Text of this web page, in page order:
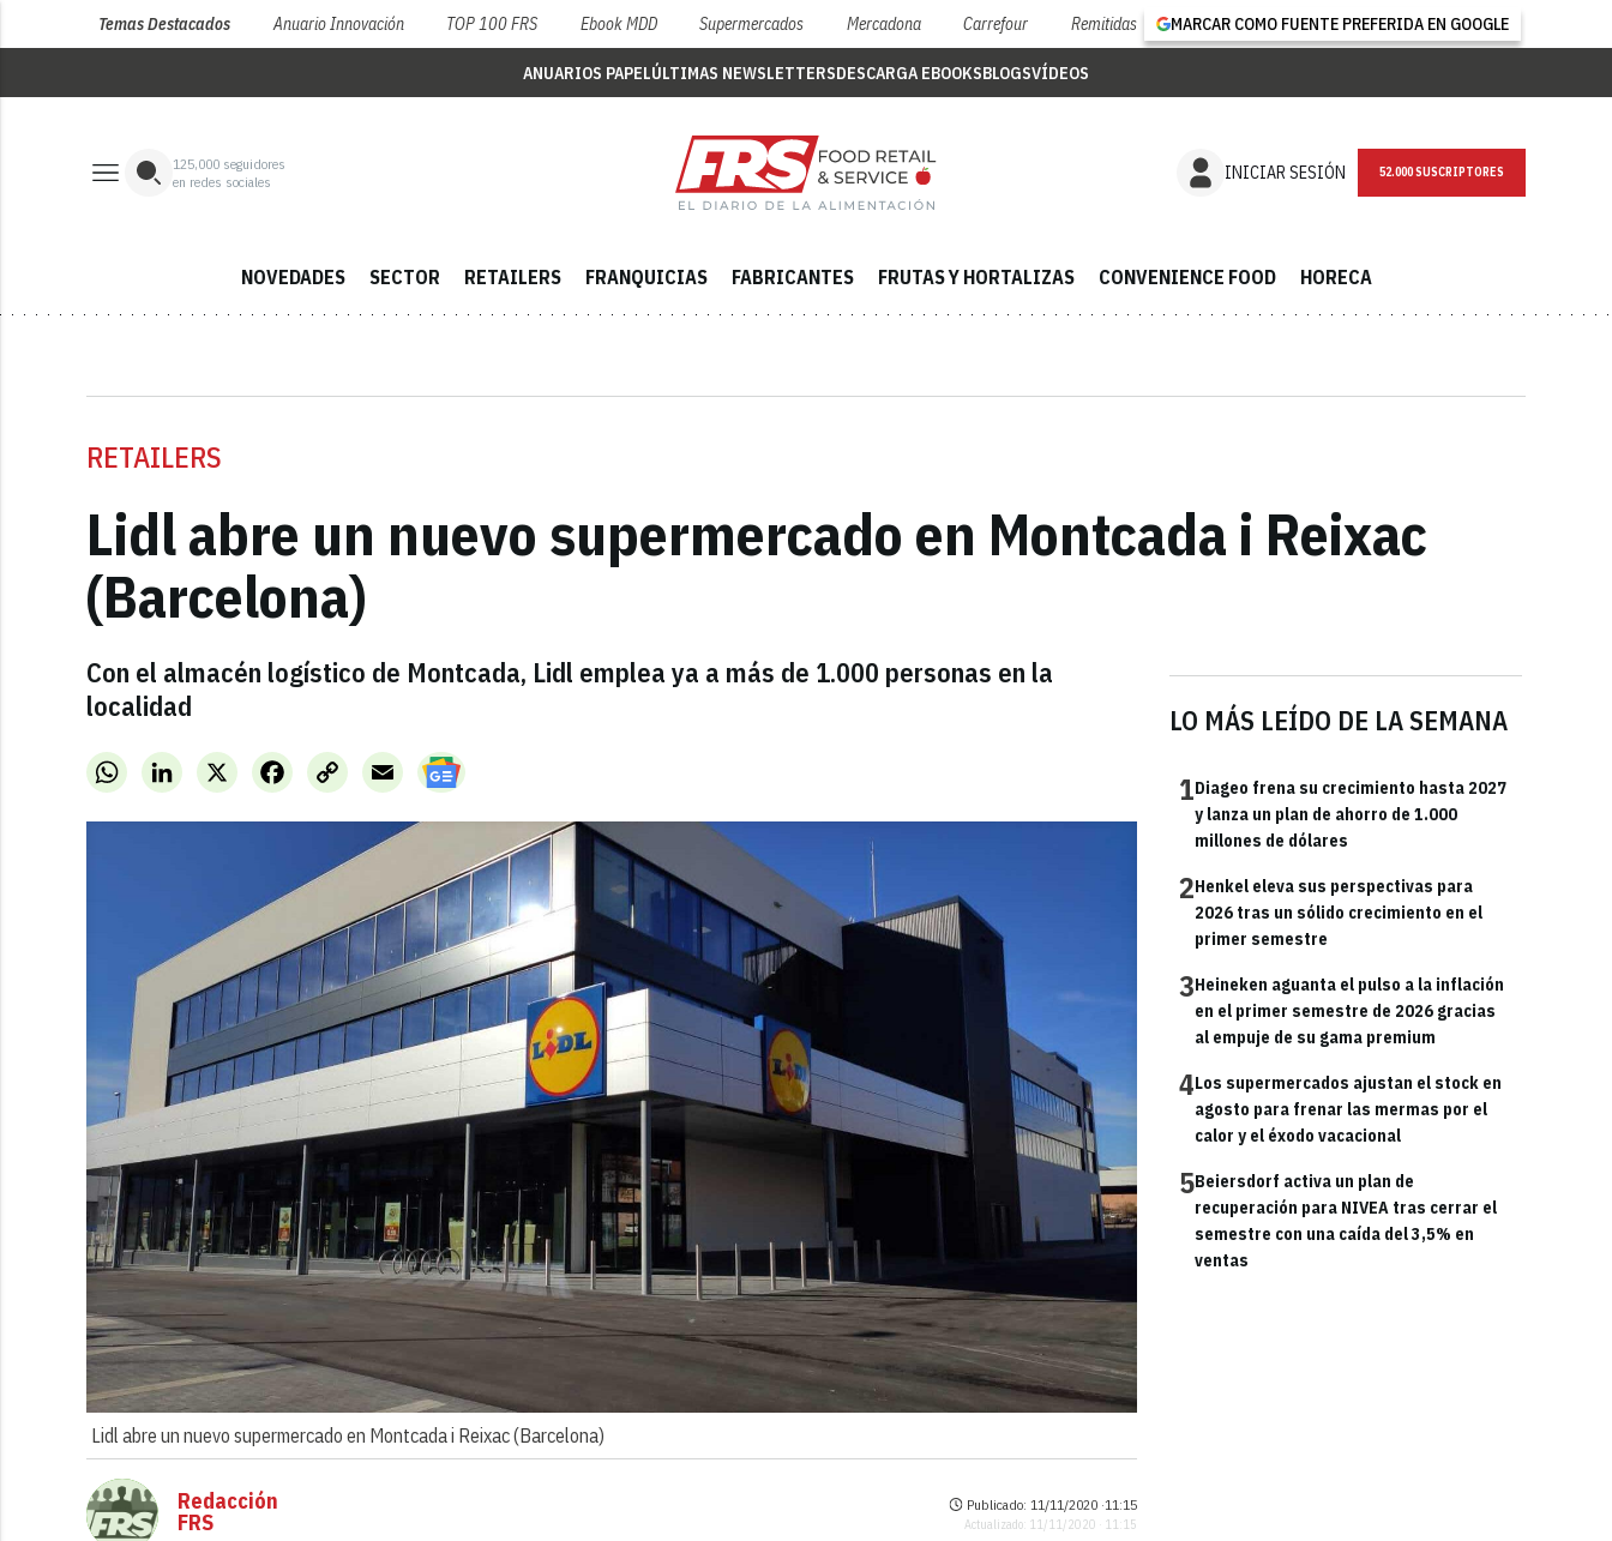
Temas Destacados Anuario Innovación TOP 100 FRS Ebook MDD Supermercados Mercadona Carrefour Remitidas MARCAR COMO FUENTE PREFERIDA EN GOOGLE
ANUARIOS PAPELÚLTIMAS NEWSLETTERSDESCARGA EBOOKSBLOGSVÍDEOS
125,000 seguidores
en redes sociales
INICIAR SESIÓN NEWSLETTER
NOVEDADES SECTOR RETAILERS FRANQUICIAS FABRICANTES FRUTAS Y HORTALIZAS CONVENIENCE FOOD HORECA
RETAILERS
Lidl abre un nuevo supermercado en Montcada i Reixac
(Barcelona)
Con el almacén logístico de Montcada, Lidl emplea ya a más de 1.000 personas en la
localidad
WhatsAppLinkedInX FacebookCopy
Link
Email
Lidl abre un nuevo supermercado en Montcada i Reixac (Barcelona)
LO MÁS LEÍDO DE LA SEMANA
1Diageo frena su crecimiento hasta 2027
y lanza un plan de ahorro de 1.000
millones de dólares
2Henkel eleva sus perspectivas para
2026 tras un sólido crecimiento en el
primer semestre
3Heineken aguanta el pulso a la inflación
en el primer semestre de 2026 gracias
al empuje de su gama premium
4Los supermercados ajustan el stock en
agosto para frenar las mermas por el
calor y el éxodo vacacional
5Beiersdorf activa un plan de
recuperación para NIVEA tras cerrar el
semestre con una caída del 3,5% en
ventas
Redacción
FRS
Publicado: 11/11/2020 ·11:15
Actualizado: 11/11/2020 · 11:15